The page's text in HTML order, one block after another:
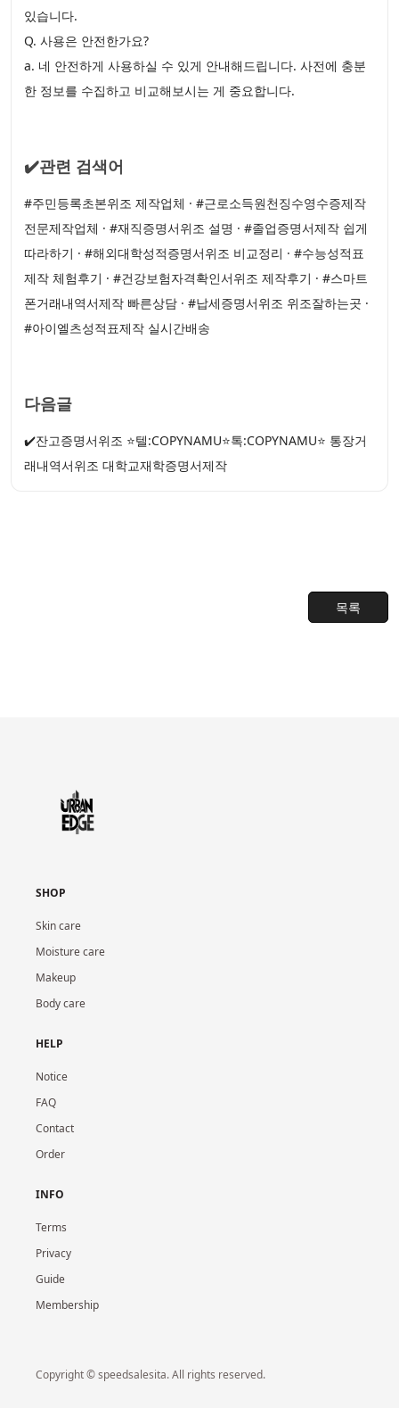
있습니다.
Q. 사용은 안전한가요?
a. 네 안전하게 사용하실 수 있게 안내해드립니다. 사전에 충분
한 정보를 수집하고 비교해보시는 게 중요합니다.
✔️관련 검색어
#주민등록초본위조 제작업체 · #근로소득원천징수영수증제작
전문제작업체 · #재직증명서위조 설명 · #졸업증명서제작 쉽게
따라하기 · #해외대학성적증명서위조 비교정리 · #수능성적표
제작 체험후기 · #건강보험자격확인서위조 제작후기 · #스마트
폰거래내역서제작 빠른상담 · #납세증명서위조 위조잘하는곳 ·
#아이엘츠성적표제작 실시간배송
다음글
✔️잔고증명서위조 ⭐텔:COPYNAMU⭐톡:COPYNAMU⭐ 통장거
래내역서위조 대학교재학증명서제작
목록
SHOP
Skin care
Moisture care
Makeup
Body care
HELP
Notice
FAQ
Contact
Order
INFO
Terms
Privacy
Guide
Membership
Copyright © speedsalesita. All rights reserved.